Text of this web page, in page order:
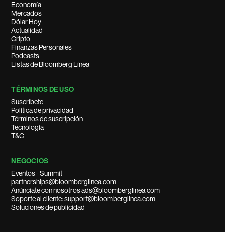
Economía
Mercados
Dólar Hoy
Actualidad
Cripto
Finanzas Personales
Podcasts
Listas de Bloomberg Línea
TÉRMINOS DE USO
Suscríbete
Política de privacidad
Términos de suscripción
Tecnología
T&C
NEGOCIOS
Eventos - Summit
partnerships@bloomberglinea.com
Anúnciate con nosotros ads@bloomberglinea.com
Soporte al cliente: support@bloomberglinea.com
Soluciones de publicidad